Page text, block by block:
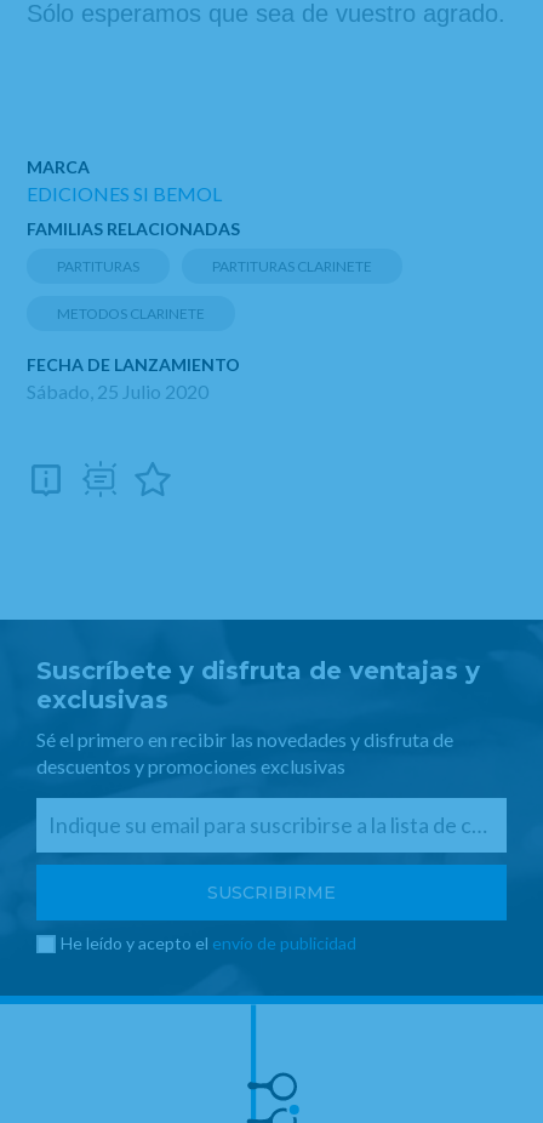
Sólo esperamos que sea de vuestro agrado.
MARCA
EDICIONES SI BEMOL
FAMILIAS RELACIONADAS
PARTITURAS PARTITURAS CLARINETE
METODOS CLARINETE
FECHA DE LANZAMIENTO
Sábado, 25 Julio 2020
Suscríbete y disfruta de ventajas y
exclusivas
Sé el primero en recibir las novedades y disfruta de
descuentos y promociones exclusivas
He leído y acepto el envío de publicidad